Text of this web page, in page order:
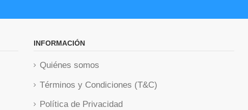
INFORMACIÓN
Quiénes somos
Términos y Condiciones (T&C)
Política de Privacidad